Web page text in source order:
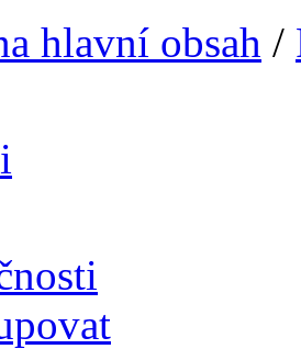
hlavní obsah /